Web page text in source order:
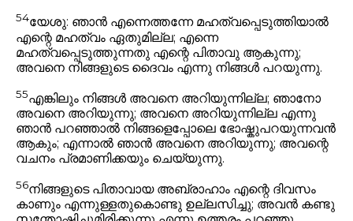
54യേശു: ഞാൻ എന്നെത്തന്നേ മഹത്വപ്പെടുത്തിയാൽ
എന്റെ മഹത്വം ഏതുമില്ല; എന്നെ
മഹത്വപ്പെടുത്തുന്നതു എന്റെ പിതാവു ആകുന്നു;
അവനെ നിങ്ങളുടെ ദൈവം എന്നു നിങ്ങൾ പറയുന്നു.
55എങ്കിലും നിങ്ങൾ അവനെ അറിയുന്നില്ല; ഞാനോ
അവനെ അറിയുന്നു; അവനെ അറിയുന്നില്ല എന്നു
ഞാൻ പറഞ്ഞാൽ നിങ്ങളെപ്പോലെ ഭോഷ്കുപറയുന്നവൻ
ആകും; എന്നാൽ ഞാൻ അവനെ അറിയുന്നു; അവന്റെ
വചനം പ്രമാണിക്കയും ചെയ്യുന്നു.
56നിങ്ങളുടെ പിതാവായ അബ്രാഹാം എന്റെ ദിവസം
കാണും എന്നുള്ളതുകൊണ്ടു ഉല്ലസിച്ചു; അവൻ കണ്ടു